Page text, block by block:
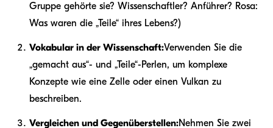
Gruppe gehörte sie? Wissenschaftler? Anführer? Rosa:
Was waren die „Teile“ ihres Lebens?)
Vokabular in der Wissenschaft:Verwenden Sie die
„gemacht aus“- und „Teile“-Perlen, um komplexe
Konzepte wie eine Zelle oder einen Vulkan zu
beschreiben.
Vergleichen und Gegenüberstellen:Nehmen Sie zwei